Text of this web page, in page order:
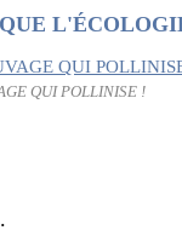
QUI POLLINISE !